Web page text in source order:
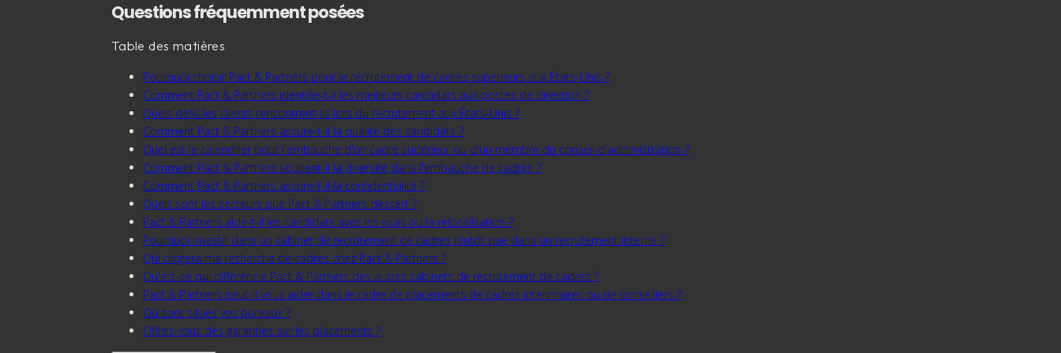
Questions fréquemment posées
Table des matières
Pourquoi choisir Pact & Partners pour le recrutement de cadres supérieurs aux États-Unis ?
Comment Pact & Partners identifie-t-il les meilleurs candidats aux postes de direction ?
Quels défis les clients rencontrent-ils lors du recrutement aux États-Unis ?
Comment Pact & Partners assure-t-il la qualité des candidats ?
Quel est le calendrier pour l'embauche d'un cadre supérieur ou d'un membre du conseil d'administration ?
Comment Pact & Partners soutient-il la diversité dans l'embauche de cadres ?
Comment Pact & Partners assure-t-il la confidentialité ?
Quels sont les secteurs que Pact & Partners dessert ?
Pact & Partners aide-t-il les candidats avec les visas ou la relocalisation ?
Pourquoi investir dans un cabinet de recrutement de cadres plutôt que dans un recrutement interne ?
Qui dirigera ma recherche de cadres chez Pact & Partners ?
Qu'est-ce qui différencie Pact & Partners des autres cabinets de recrutement de cadres ?
Pact & Partners peut-il vous aider dans le cadre de placements de cadres intérimaires ou de conseillers ?
Où sont situés vos bureaux ?
Offrez-vous des garanties sur les placements ?